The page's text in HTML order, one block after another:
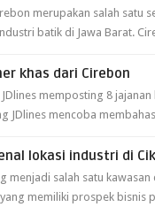
merupakan salah satu
batik di Jawa Barat.
khas dari Cirebon
memposting 8 jajanan
JDlines mencoba
lokasi industri di
menjadi salah satu
yang memiliki prospek bisnis